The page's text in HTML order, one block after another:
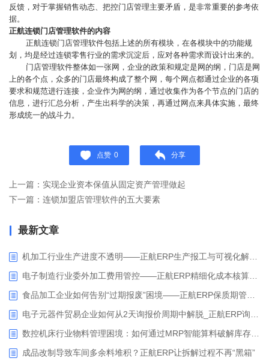
反馈，对于掌握销售动态、把控门店管理主要矛盾，是非常重要的参考依
据。
正航连锁门店管理软件的内容
正航连锁门店管理软件包括上述的所有模块，在各模块中的功能规
划，均是经过连锁零售行业的需求沉淀后，应对各种需求而设计出来的。
门店管理软件整体如一张网，企业的政策和规定是网的纲，门店是网
上的各个点，众多的门店最终构成了整个网，每个网点都通过企业的各项
要求和规范进行连接，企业作为网的纲，通过收集作为各个节点的门店的
信息，进行汇总分析，产生出科学的决策，再通过网点来具体实施，最终
形成统一的战斗力。
点赞 0 分享
上一篇：实现企业资本保值从固定资产管理做起
下一篇：连锁加盟店管理软件的五大要素
最新文章
成品改制导致车间多余料堆积？正航ERP让拆解过程不再“黑箱”